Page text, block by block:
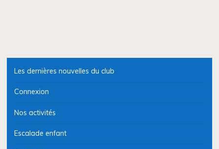
Les dernières nouvelles du club
Connexion
Nos activités
Escalade enfant